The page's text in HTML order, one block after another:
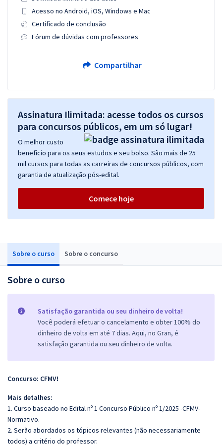
Sobre o curso Sobre o concurso
Sobre o curso
Satisfação garantida ou seu dinheiro de volta!
Você poderá efetuar o cancelamento e obter 100% do
dinheiro de volta em até 7 dias. Aqui, no Gran, é
satisfação garantida ou seu dinheiro de volta.
Concurso: CFMV!
Mais detalhes:
1. Curso baseado no Edital nº 1 Concurso Público nº 1/2025 -CFMV-
Normativo.
2. Serão abordados os tópicos relevantes (não necessariamente
todos) a critério do professor.
Acesso no Android, iOS, Windows e Mac
Certificado de conclusão
Fórum de dúvidas com professores
Compartilhar
Assinatura Ilimitada: acesse todos os cursos
para concursos públicos, em um só lugar!
O melhor custo
benefício para os seus estudos e seu bolso. São mais de 25
mil cursos para todas as carreiras de concursos públicos, com
garantia de atualização pós-edital.
Comece hoje